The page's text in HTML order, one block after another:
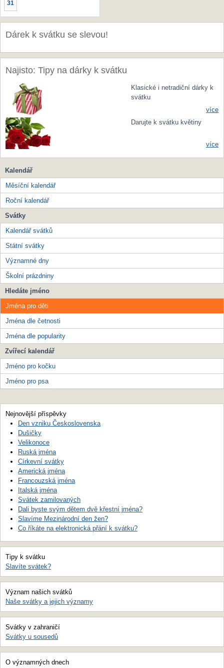
31
Dárek k svátku se slevou!
Najisto: Tipy na dárky k svátku
Klasické i netradiční dárky k
svátku
více
Darujte k svátku květiny
více
Kalendář
Měsíční kalendář
Roční kalendář
Svátky
Kalendář svátků
Státní svátky
Významné dny
Školní prázdniny
Hledáte jméno
Jména pro děti
Jména dle četnosti
Jména dle popularity
Zvířecí kalendář
Jméno pro kočku
Jméno pro psa
Nejnovější příspěvky
Den vzniku Československa
Dušičky
Velikonoce
Ruská jména
Církevní svátky
Americká jména
Francouzská jména
Italská jména
Svátek zamilovaných
Dali byste svým dětem dvě křestní jména?
Slavíme Mezinárodní den žen?
Co říkáte na elektronická přání k svátku?
Tipy k svátku
Slavíte svátek?
Význam našich svátků
Naše svátky a jejich významy
Svátky v zahraničí
Svátky u sousedů
O významných dnech